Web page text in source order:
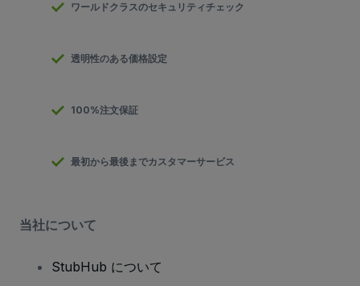
ワールドクラスのセキュリティチェック
透明性のある価格設定
100%注文保証
最初から最後までカスタマーサービス
当社について
StubHub について